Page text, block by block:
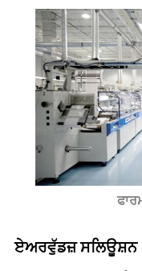
ਏਅਰਵੁੱਡਜ਼ ਸਲਿਊਸ਼ਨ